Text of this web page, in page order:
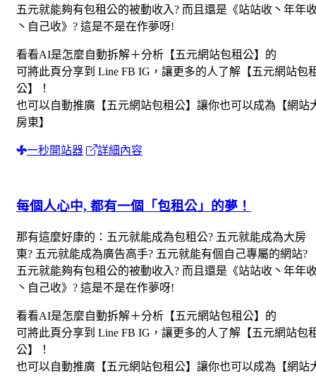
五元就能夠有包租公的被動收入? 而且還是《站站收丶年年
丶自己收》? 這是不是在作夢呀!
看看AI是怎麼自動拆解＋分析【五元網站包租公】的
可將此頁分享到 Line FB IG，讓更多的人了解【五元網站包
公】！
也可以自動推廣【五元網站包租公】讓你也可以成為【網站
房東】
一秒開站器 詳細內容
每個人心中, 都有一個「包租公」的夢！
那有這麼好康的：五元就能成為包租公? 五元就能成為大房
東? 五元就能成為廣告高手? 五元就能有個自己專屬的網站?
五元就能夠有包租公的被動收入? 而且還是《站站收丶年年
丶自己收》? 這是不是在作夢呀!
看看AI是怎麼自動拆解＋分析【五元網站包租公】的
可將此頁分享到 Line FB IG，讓更多的人了解【五元網站包
公】！
也可以自動推廣【五元網站包租公】讓你也可以成為【網站